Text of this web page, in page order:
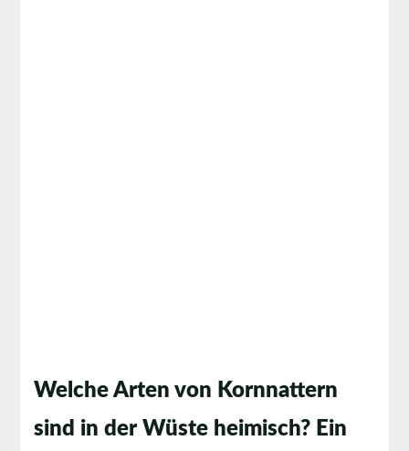
Welche Arten von Kornnattern
sind in der Wüste heimisch? Ein